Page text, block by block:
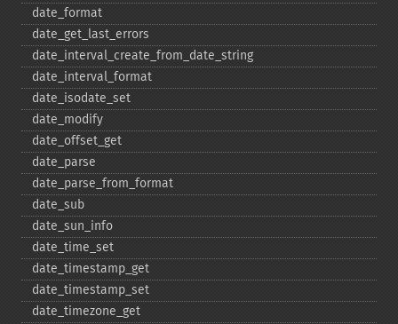
date_​format
date_​get_​last_​errors
date_​interval_​create_​from_​date_​string
date_​interval_​format
date_​isodate_​set
date_​modify
date_​offset_​get
date_​parse
date_​parse_​from_​format
date_​sub
date_​sun_​info
date_​time_​set
date_​timestamp_​get
date_​timestamp_​set
date_​timezone_​get